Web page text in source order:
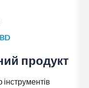
продукт